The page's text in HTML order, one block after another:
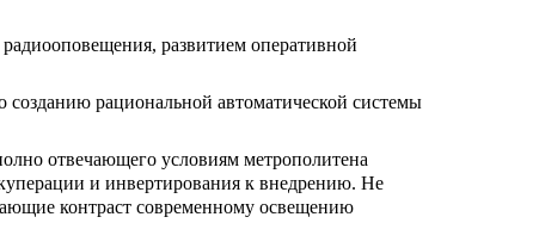
развитием оперативной
рациональной автоматической системы
отвечающего условиям метрополитена
и инвертирования к внедрению. Не
контраст современному освещению